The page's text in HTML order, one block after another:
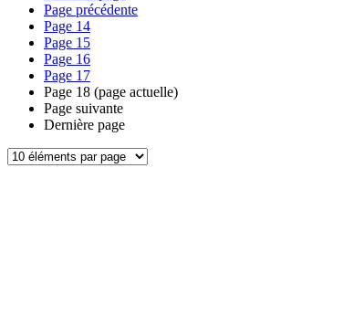
Page précédente
Page 14
Page 15
Page 16
Page 17
Page 18 (page actuelle)
Page suivante
Dernière page